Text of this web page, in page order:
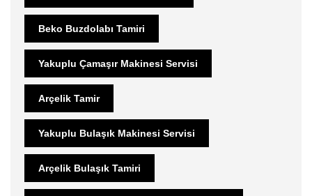
Beko Buzdolabı Tamiri
Yakuplu Çamaşır Makinesi Servisi
Arçelik Tamir
Yakuplu Bulaşık Makinesi Servisi
Arçelik Bulaşık Tamiri